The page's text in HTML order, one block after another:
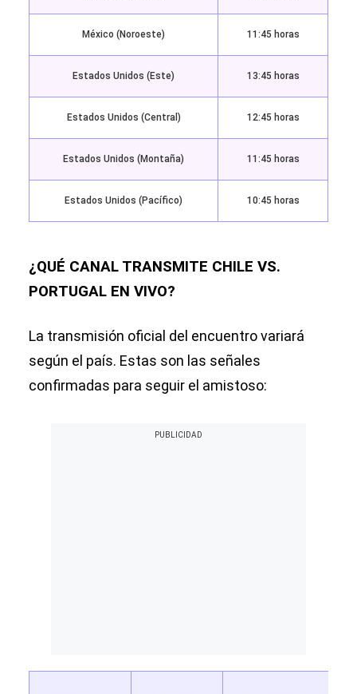
México (Noroeste) 11:45 horas
Estados Unidos (Este) 13:45 horas
Estados Unidos (Central) 12:45 horas
Estados Unidos (Montaña) 11:45 horas
Estados Unidos (Pacífico) 10:45 horas
¿QUÉ CANAL TRANSMITE CHILE VS.
PORTUGAL EN VIVO?
La transmisión oficial del encuentro variará
según el país. Estas son las señales
confirmadas para seguir el amistoso: